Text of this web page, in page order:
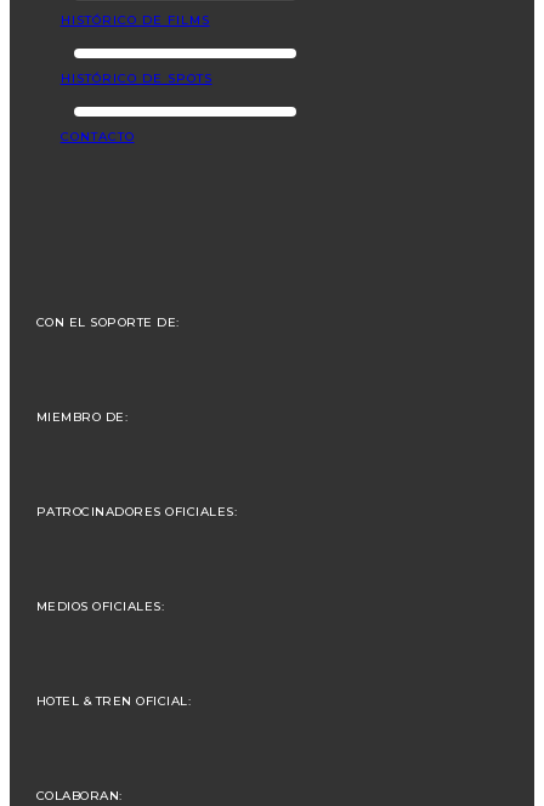
HISTÓRICO DE FILMS
HISTÓRICO DE SPOTS
CONTACTO
CON EL SOPORTE DE:
MIEMBRO DE:
PATROCINADORES OFICIALES:
MEDIOS OFICIALES:
HOTEL & TREN OFICIAL:
COLABORAN: